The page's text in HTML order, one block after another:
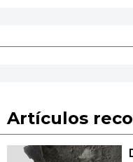
Artículos